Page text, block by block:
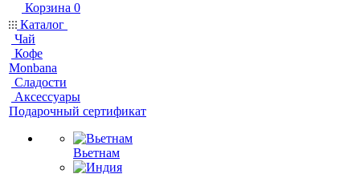
Корзина 0
Каталог
Чай
Кофе
Monbana
Сладости
Аксессуары
Подарочный сертификат
Вьетнам